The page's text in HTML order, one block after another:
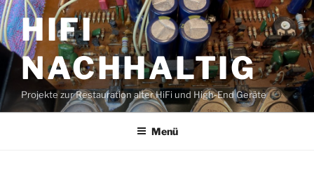
Zum
Inhalt
springenHIFI
NACHHALTIG
Projekte zur Restauration alter HiFi und High-End Geräte
Menü